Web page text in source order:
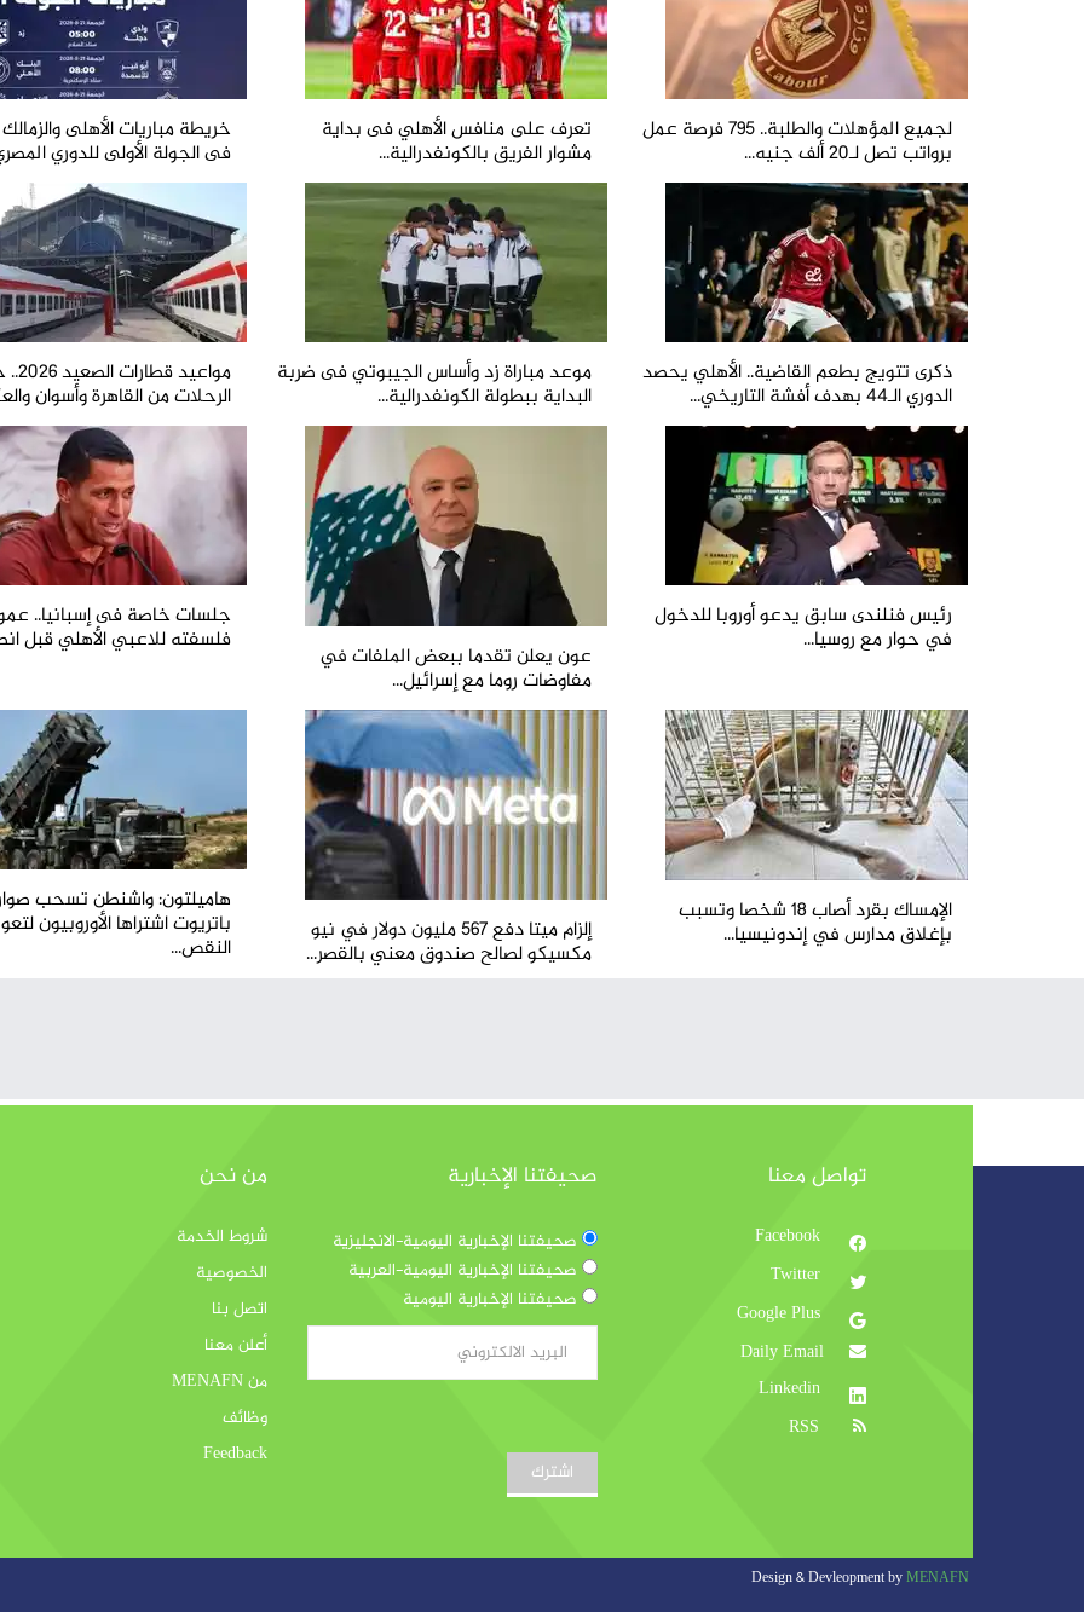
خريطة مباريات الأهلى والزمالك
فى الجولة الأولى للدوري
تعرف على منافس الأهلي فى بداية
مشوار الفريق بالكونفدرالية...
لجميع المؤهلات والطلبة.. 795 فرصة عمل
برواتب تصل لـ20 ألف جنيه...
الرحلات من القاهرة وأسوان
موعد مباراة زد وأساس الجيبوتي فى ضربة
البداية ببطولة الكونفدرالية...
ذكرى تتويج بطعم القاضية.. الأهلي يحصد
الدوري الـ44 بهدف أفشة التاريخي...
جلسات خاصة فى إسبانيا..
فلسفته للاعبي الأهلي قبل
عون يعلن تقدما ببعض الملفات في
مفاوضات روما مع إسرائيل...
رئيس فنلندى سابق يدعو أوروبا للدخول
في حوار مع روسيا...
هاميلتون: واشنطن تسحب
باتريوت اشتراها الأوروبيون
النقص...
إلزام ميتا دفع 567 مليون دولار في نيو
مكسيكو لصالح صندوق معني بالقصر...
الإمساك بقرد أصاب 18 شخصا وتسبب
بإغلاق مدارس في إندونيسيا...
تواصل معنا
Daily Email
صحيفتنا الإخبارية
صحيفتنا الإخبارية اليومية-الانجليزية
صحيفتنا الإخبارية اليومية-العربية
صحيفتنا الإخبارية اليومية
اشترك
من نحن
شروط الخدمة
الخصوصية
اتصل بنا
أعلن معنا
من MENAFN
وظائف
Feedback
Design & Devleopment byMENAFN